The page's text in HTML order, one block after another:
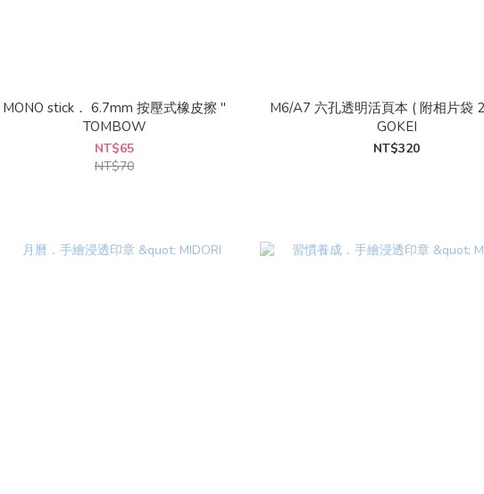
MONO stick． 6.7mm 按壓式橡皮擦 "
TOMBOW
NT$65
NT$70
M6/A7 六孔透明活頁本 ( 附相片袋
GOKEI
NT$320